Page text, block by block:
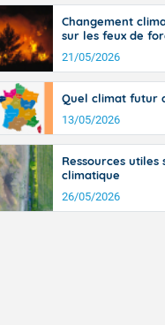
Aquitaine,
de-
sont
sont
un peu
du pays en
Des
le Jura et
de
et
sur le
en
h. Côté
entre
en Anjou.
pointes
Changement
sur les feux de
21/05/2026
Quel climat futur
13/05/2026
Ressources
climatique
26/05/2026